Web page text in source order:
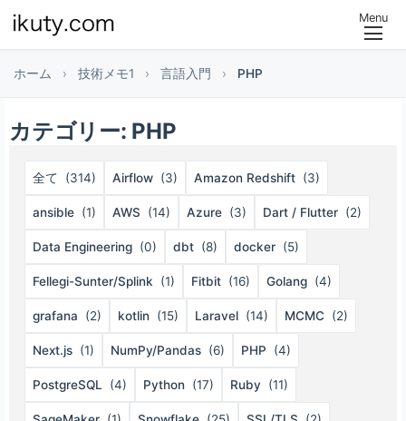
Menu
ホーム › 技術メモ1 › 言語入門 › PHP
カテゴリー: PHP
全て (314) Airflow (3) Amazon Redshift (3)
ansible (1) AWS (14) Azure (3) Dart / Flutter (2)
Data Engineering (0) dbt (8) docker (5)
Fellegi-Sunter/Splink (1) Fitbit (16) Golang (4)
grafana (2) kotlin (15) Laravel (14) MCMC (2)
Next.js (1) NumPy/Pandas (6) PHP (4)
PostgreSQL (4) Python (17) Ruby (11)